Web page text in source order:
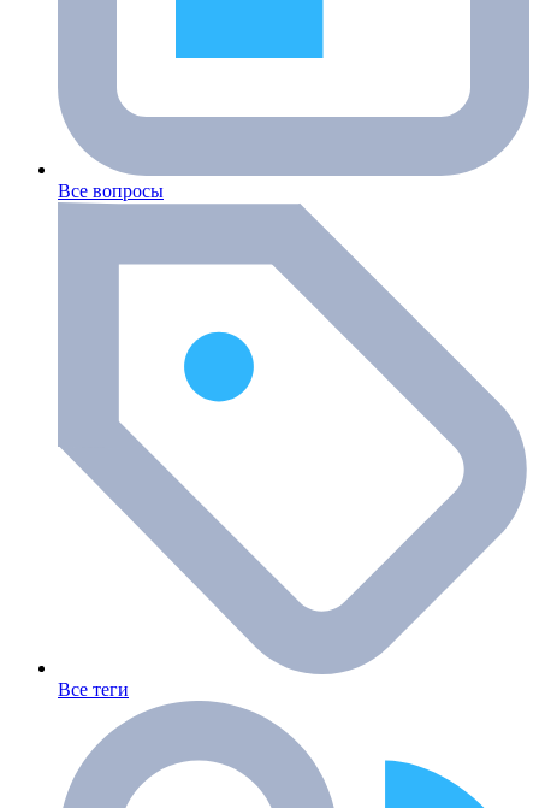
Все вопросы
Все теги